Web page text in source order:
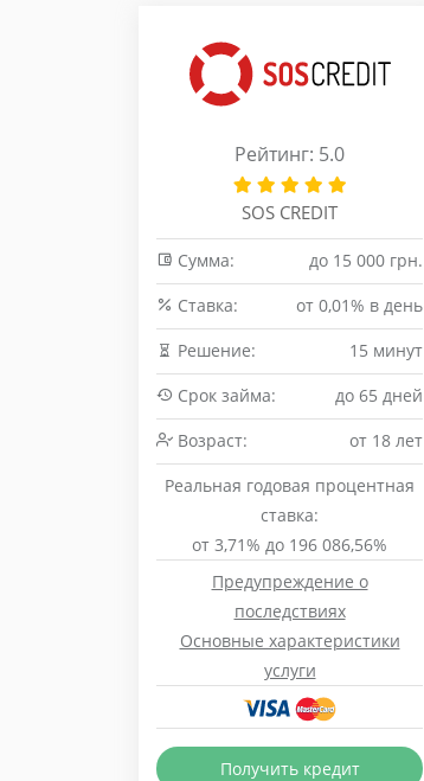
Рейтинг: 5.0
SOS CREDIT
Сумма:
до 15 000 грн.
Cтавка:
от 0,01% в день
Решение:
15 минут
Срок займа:
до 65 дней
Возраст:
от 18 лет
Реальная годовая процентная
ставка:
от 3,71% до 196 086,56%
Предупреждение о
последствиях
Основные характеристики
услуги
Получить кредит